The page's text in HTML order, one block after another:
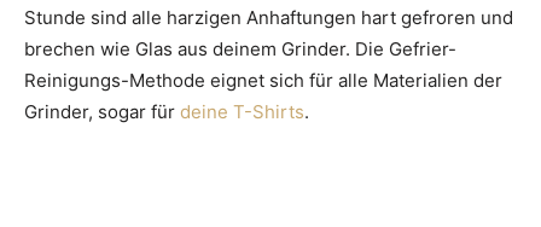
Stunde sind alle harzigen Anhaftungen hart gefroren und
brechen wie Glas aus deinem Grinder. Die Gefrier-
Reinigungs-Methode eignet sich für alle Materialien der
Grinder, sogar für deine T-Shirts.